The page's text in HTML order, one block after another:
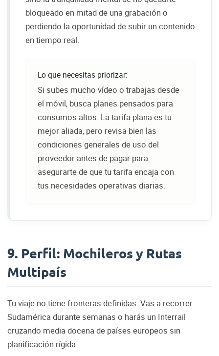
bloqueado en mitad de una grabación o
perdiendo la oportunidad de subir un contenido
en tiempo real.
Lo que necesitas priorizar:
Si subes mucho vídeo o trabajas desde
el móvil, busca planes pensados para
consumos altos. La tarifa plana es tu
mejor aliada, pero revisa bien las
condiciones generales de uso del
proveedor antes de pagar para
asegurarte de que tu tarifa encaja con
tus necesidades operativas diarias.
9. Perfil: Mochileros y Rutas
Multipaís
Tu viaje no tiene fronteras definidas. Vas a recorrer
Sudamérica durante semanas o harás un Interrail
cruzando media docena de países europeos sin
planificación rígida.